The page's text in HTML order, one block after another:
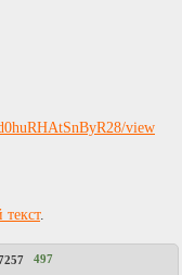
view
.
497